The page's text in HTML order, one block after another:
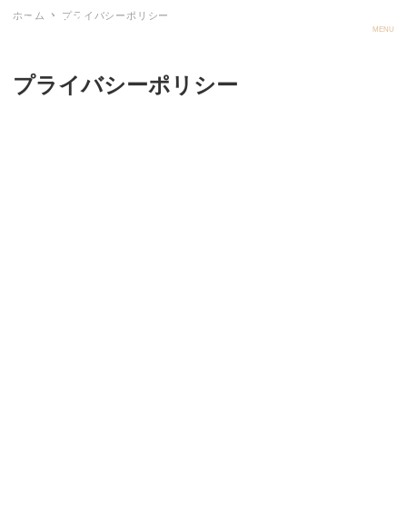
ごしゅメモ
MENU
ホーム プライバシーポリシー
プライバシーポリシー